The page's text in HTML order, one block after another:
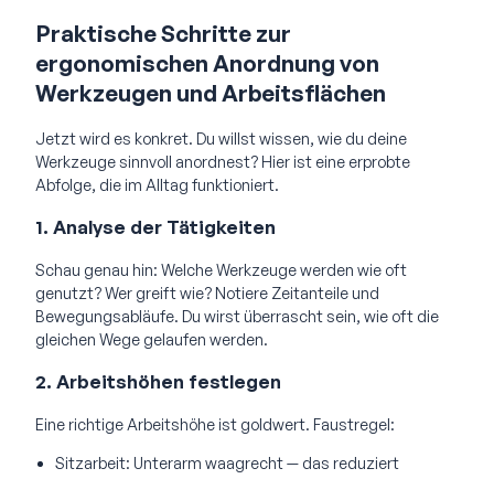
Praktische Schritte zur
ergonomischen Anordnung von
Werkzeugen und Arbeitsflächen
Jetzt wird es konkret. Du willst wissen, wie du deine
Werkzeuge sinnvoll anordnest? Hier ist eine erprobte
Abfolge, die im Alltag funktioniert.
1. Analyse der Tätigkeiten
Schau genau hin: Welche Werkzeuge werden wie oft
genutzt? Wer greift wie? Notiere Zeitanteile und
Bewegungsabläufe. Du wirst überrascht sein, wie oft die
gleichen Wege gelaufen werden.
2. Arbeitshöhen festlegen
Eine richtige Arbeitshöhe ist goldwert. Faustregel:
Sitzarbeit: Unterarm waagrecht — das reduziert